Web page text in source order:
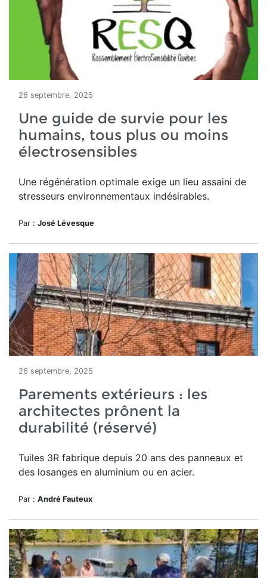
26 septembre, 2025
Une guide de survie pour les
humains, tous plus ou moins
électrosensibles
Une régénération optimale exige un lieu assaini de
stresseurs environnementaux indésirables.
Par : José Lévesque
26 septembre, 2025
Parements extérieurs : les
architectes prônent la
durabilité (réservé)
Tuiles 3R fabrique depuis 20 ans des panneaux et
des losanges en aluminium ou en acier.
Par : André Fauteux